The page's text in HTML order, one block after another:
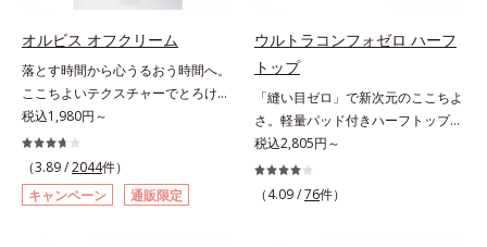
キープする保水力を誇る新技術を採
用。髪のうねりを抑え、スタイリン
なるうるツヤ髪へと導きます。ヒノ
キ、ラベンダー、ゼラニウムによる
リフレッシュアロマの香りで、バス
ルームがここちよいリラックス空間
に。*1 うねり、パサつき*2 保湿成
分
で、あなただけの“自然ないい匂
い”を引き出します。バリエーショ
ンは3種類。肌タイプに合わせて水
分と油分のバランスを整え、ボディ
ケアしながらそれぞれの肌の自然な
香りを効果的に広げます。
【DS13】水分も油分も少ないドラ
イ肌に。ローズとイランイランに
オルビス オフクリーム
落とす時間から心うるおう時間へ。
ここちよいテクスチャーでとろける
クレンジング。“落とすだけ”の時間
から、かけがえのないリラックスタ
イムへ―。忙しい日々を送る現代女
性にとって、クレンジングは“落と
すだけ”の作業になりがち。オルビ
税込1,980円～
（3.89 /2044件）
キャンペーン
通販限定
ウルトラコンフォゼロ ハーフ
トップ
「縫い目ゼロ」で新次元のここちよ
さ。軽量パッド付きハーフトップ。
究極の解放感で、自然な美胸を演出
するハーフトップこの感覚、ほかに
ない。究極のストレスフリー感！綿
税込2,805円～
（4.09 /76件）